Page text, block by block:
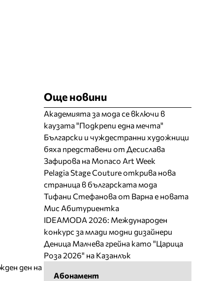
ден на
Още новини
Академията за мода се включи в
каузата "Подкрепи една мечта"
Български и чуждестранни художници
бяха представени от Десислава
Зафирова на Monaco Art Week
Pelagia Stage Couture открива нова
страница в българската мода
Тифани Стефанова от Варна е новата
Мис Абитуриентка
IDEAMODA 2026: Международен
конкурс за млади модни дизайнери
Деница Малчева грейна като "Царица
Роза 2026" на Казанлък
Абонамент